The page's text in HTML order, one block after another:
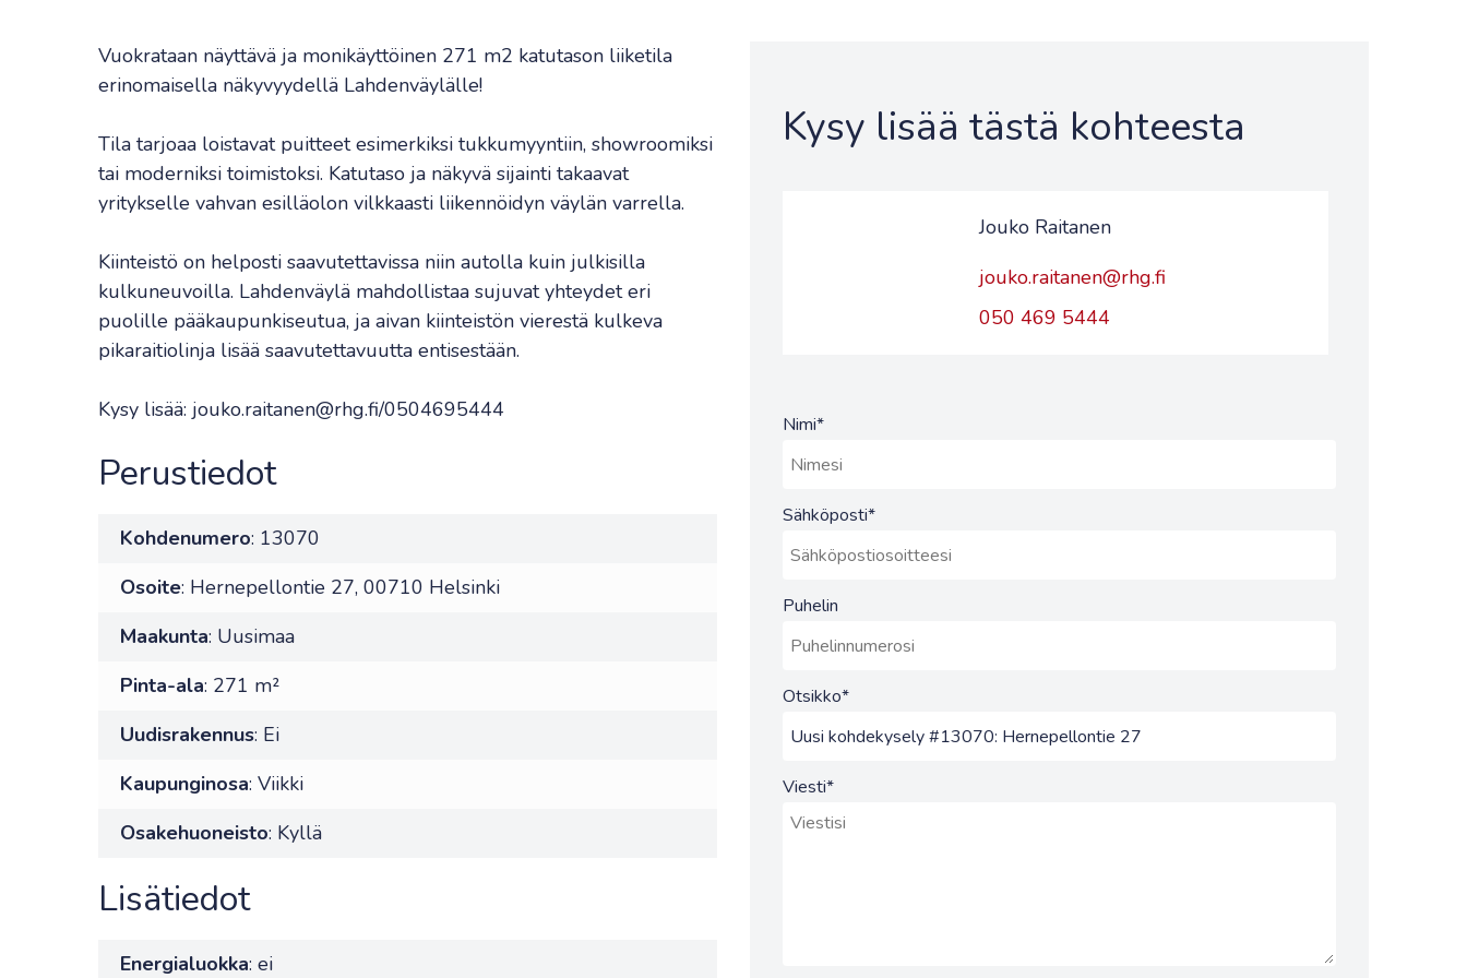
Vuokrataan näyttävä ja monikäyttöinen 271 m2 katutason liiketila
erinomaisella näkyvyydellä Lahdenväylälle!
Tila tarjoaa loistavat puitteet esimerkiksi tukkumyyntiin, showroomiksi
tai moderniksi toimistoksi. Katutaso ja näkyvä sijainti takaavat
yritykselle vahvan esilläolon vilkkaasti liikennöidyn väylän varrella.
Kiinteistö on helposti saavutettavissa niin autolla kuin julkisilla
kulkuneuvoilla. Lahdenväylä mahdollistaa sujuvat yhteydet eri
puolille pääkaupunkiseutua, ja aivan kiinteistön vierestä kulkeva
pikaraitiolinja lisää saavutettavuutta entisestään.
Kysy lisää: jouko.raitanen@rhg.fi/0504695444
Perustiedot
Kohdenumero: 13070
Osoite: Hernepellontie 27, 00710 Helsinki
Maakunta: Uusimaa
Pinta-ala: 271 m²
Uudisrakennus: Ei
Kaupunginosa: Viikki
Osakehuoneisto: Kyllä
Lisätiedot
Energialuokka: ei
Kysy lisää tästä kohteesta
Jouko Raitanen
jouko.raitanen@rhg.fi
050 469 5444
Nimi*
Sähköposti*
Puhelin
Otsikko*
Viesti*